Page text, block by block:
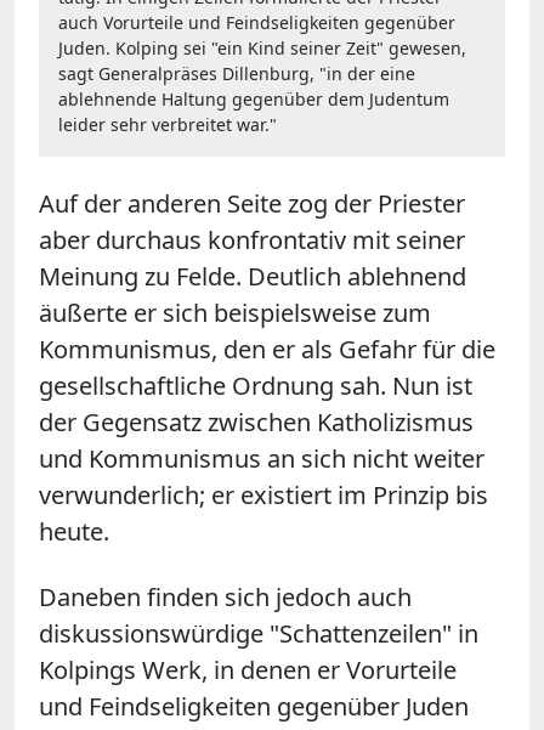
auch Vorurteile und Feindseligkeiten gegenüber
Juden. Kolping sei "ein Kind seiner Zeit" gewesen,
sagt Generalpräses Dillenburg, "in der eine
ablehnende Haltung gegenüber dem Judentum
leider sehr verbreitet war."
Auf der anderen Seite zog der Priester
aber durchaus konfrontativ mit seiner
Meinung zu Felde. Deutlich ablehnend
äußerte er sich beispielsweise zum
Kommunismus, den er als Gefahr für die
gesellschaftliche Ordnung sah. Nun ist
der Gegensatz zwischen Katholizismus
und Kommunismus an sich nicht weiter
verwunderlich; er existiert im Prinzip bis
heute.
Daneben finden sich jedoch auch
diskussionswürdige "Schattenzeilen" in
Kolpings Werk, in denen er Vorurteile
und Feindseligkeiten gegenüber Juden